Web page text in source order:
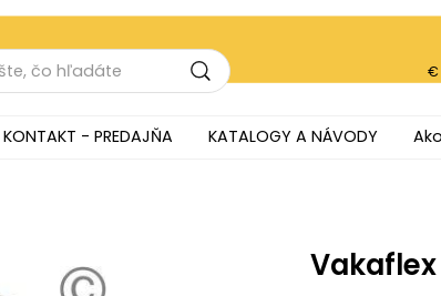
€
KONTAKT - PREDAJŇA KATALOGY A NÁVODY
Vakaflex